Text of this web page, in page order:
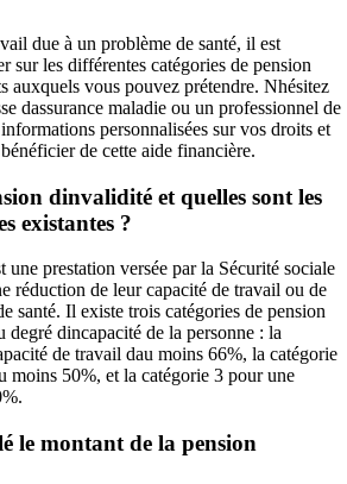
due à un problème de santé, il est
sur les différentes catégories de pension
auxquels vous pouvez prétendre. Nhésitez
dassurance maladie ou un professionnel de
personnalisées sur vos droits et
de cette aide financière.
dinvalidité et quelles sont les
existantes ?
prestation versée par la Sécurité sociale
réduction de leur capacité de travail ou de
santé. Il existe trois catégories de pension
dincapacité de la personne : la
de travail dau moins 66%, la catégorie
moins 50%, et la catégorie 3 pour une
le montant de la pension